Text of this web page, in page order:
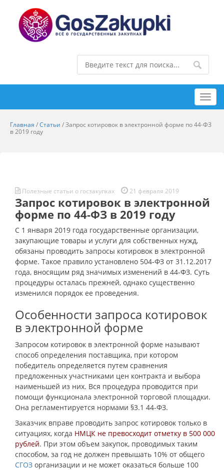
Главная /Статьи /Запрос котировок в электронной форме по 44-ФЗ
в 2019 году
Полезные статьи о госзакупках 21 февраля 2019
Запрос котировок в электронной
форме по 44-ФЗ в 2019 году
С 1 января 2019 года государственные организации,
закупающие товары и услуги для собственных нужд,
обязаны проводить запросы котировок в электронной
форме. Такое правило установлено 504-ФЗ от 31.12.2017
года, вносящим ряд значимых изменений в 44-ФЗ. Суть
процедуры осталась прежней, однако существенно
изменился порядок ее проведения.
Особенности запроса котировок
в электронной форме
Запросом котировок в электронной форме называют
способ определения поставщика, при котором
победитель определяется путем сравнения
предложенных участниками цен контракта и выбора
наименьшей из них. Вся процедура проводится при
помощи функционала электронной торговой площадки.
Она регламентируется нормами §3.1 44-ФЗ.
Заказчик вправе проводить запрос котировок только в
ситуациях, когда НМЦК не превосходит отметку в 500 000
рублей. При этом объем закупок, проводимых таким
способом, за год не должен превышать 10% от общего
СГОЗ организации и не может оказаться больше 100